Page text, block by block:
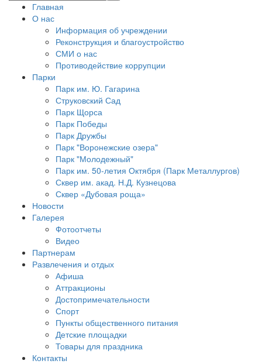
Главная
О нас
Информация об учреждении
Реконструкция и благоустройство
СМИ о нас
Противодействие коррупции
Парки
Парк им. Ю. Гагарина
Струковский Сад
Парк Щорса
Парк Победы
Парк Дружбы
Парк "Воронежские озера"
Парк "Молодежный"
Парк им. 50-летия Октября (Парк Металлургов)
Сквер им. акад. Н.Д. Кузнецова
Сквер «Дубовая роща»
Новости
Галерея
Фотоотчеты
Видео
Партнерам
Развлечения и отдых
Афиша
Аттракционы
Достопримечательности
Спорт
Пункты общественного питания
Детские площадки
Товары для праздника
Контакты